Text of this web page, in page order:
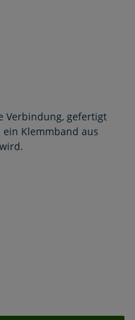
Verbindung, gefertigt
ein Klemmband aus